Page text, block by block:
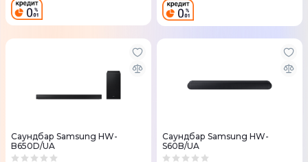
Саундбар Samsung HW-
B650D/UA
Саундбар Samsung HW-
S60B/UA